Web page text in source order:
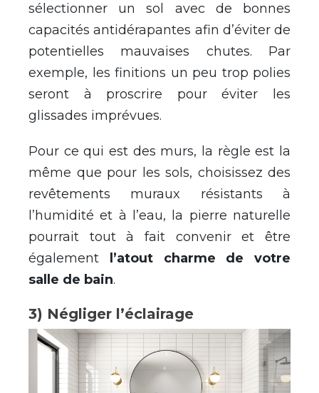
sélectionner un sol avec de bonnes
capacités antidérapantes afin d’éviter de
potentielles mauvaises chutes. Par
exemple, les finitions un peu trop polies
seront à proscrire pour éviter les
glissades imprévues.
Pour ce qui est des murs, la règle est la
même que pour les sols, choisissez des
revêtements muraux résistants à
l’humidité et à l’eau, la pierre naturelle
pourrait tout à fait convenir et être
également
l’atout charme de votre
salle de bain.
3) Négliger l’éclairage